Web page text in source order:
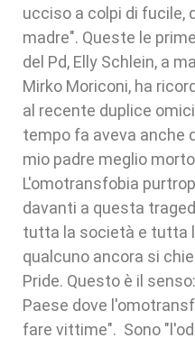
ucciso a colpi di fucile,
madre". Queste le
del Pd, Elly Schlein, a
Mirko Moriconi, ha
al recente duplice
tempo fa aveva anche
mio padre meglio
L'omotransfobia
davanti a questa
tutta la società e tutta
qualcuno ancora si
Pride. Questo è il
Paese dove
fare vittime". Sono